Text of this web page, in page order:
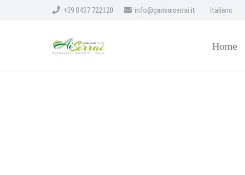
+39 0437 722120 info@garniaiserrai.it Italiano
Home